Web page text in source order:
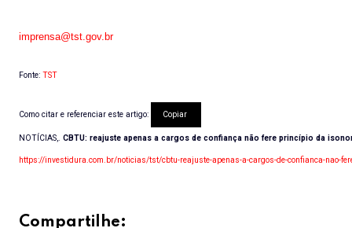
imprensa@tst.gov.br
Fonte: TST
Como citar e referenciar este artigo: Copiar
NOTÍCIAS,. CBTU: reajuste apenas a cargos de confiança não fere princípio da
https://investidura.com.br/noticias/tst/cbtu-reajuste-apenas-a-cargos-de-confianca-nao-
Compartilhe: